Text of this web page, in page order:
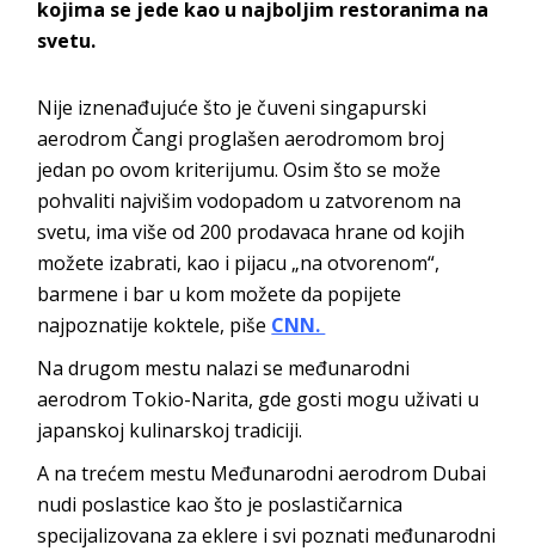
kojima se jede kao u najboljim restoranima na
svetu.
Nije iznenađujuće što je čuveni singapurski
aerodrom Čangi proglašen aerodromom broj
jedan po ovom kriterijumu. Osim što se može
pohvaliti najvišim vodopadom u zatvorenom na
svetu, ima više od 200 prodavaca hrane od kojih
možete izabrati, kao i pijacu „na otvorenom“,
barmene i bar u kom možete da popijete
najpoznatije koktele, piše CNN.
Na drugom mestu nalazi se međunarodni
aerodrom Tokio-Narita, gde gosti mogu uživati u
japanskoj kulinarskoj tradiciji.
A na trećem mestu Međunarodni aerodrom Dubai
nudi poslastice kao što je poslastičarnica
specijalizovana za eklere i svi poznati međunarodni